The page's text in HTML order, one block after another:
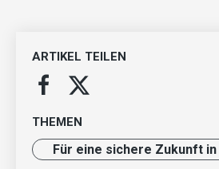
ARTIKEL TEILEN
THEMEN
Für eine sichere Zukunft